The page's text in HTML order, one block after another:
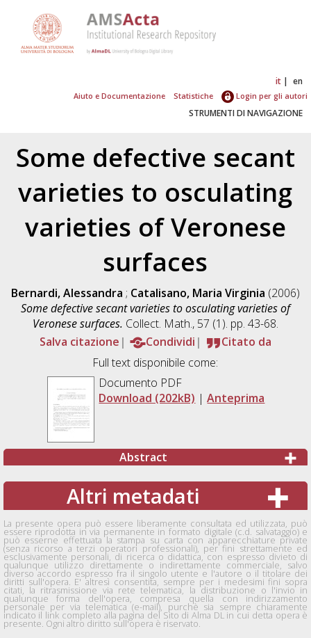
it en
Aiuto e Documentazione Statistiche Login per gli autori
STRUMENTI DI NAVIGAZIONE
Some defective secant
varieties to osculating
varieties of Veronese
surfaces
Bernardi, Alessandra ; Catalisano, Maria Virginia (2006)
Some defective secant varieties to osculating varieties of
Veronese surfaces. Collect. Math., 57 (1). pp. 43-68.
Salva citazione
Condividi
Citato da
Full text disponibile come:
Documento PDF
Download (202kB) |Anteprima
Abstract
Altri metadati
La presente opera può essere liberamente consultata ed utilizzata, può
essere riprodotta in via permanente in formato digitale (c.d. salvataggio) e
può esserne effettuata la stampa su carta con apparecchiature private
(senza ricorso a terzi operatori professionali), per fini strettamente ed
esclusivamente personali, di ricerca o didattica, con espresso divieto di
qualunque utilizzo direttamente o indirettamente commerciale, salvo
diverso accordo espresso fra il singolo utente e l'autore o il titolare dei
diritti sull'opera. E' altresì consentita, sempre per i medesimi fini sopra
citati, la ritrasmissione via rete telematica, la distribuzione o l'invio in
qualunque forma dell'opera, compresa quella con indirizzamento
personale per via telematica (e-mail), purchè sia sempre chiaramente
indicato il link completo alla pagina del Sito di Alma DL in cui detta opera è
presente. Ogni altro diritto sull'opera è riservato.